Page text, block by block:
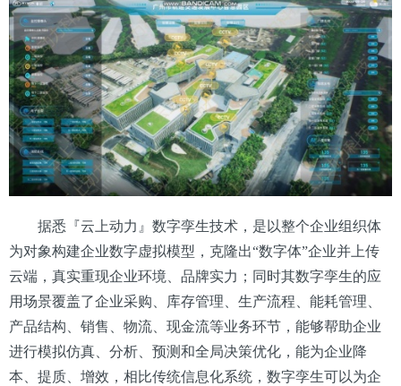
据悉『云上动力』数字孪生技术，是以整个企业组织体
为对象构建企业数字虚拟模型，克隆出“数字体”企业并上传
云端，真实重现企业环境、品牌实力；同时其数字孪生的应
用场景覆盖了企业采购、库存管理、生产流程、能耗管理、
产品结构、销售、物流、现金流等业务环节，能够帮助企业
进行模拟仿真、分析、预测和全局决策优化，能为企业降
本、提质、增效，相比传统信息化系统，数字孪生可以为企